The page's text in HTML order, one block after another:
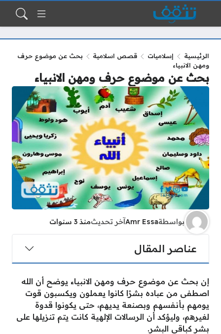
الرئيسية إسلاميات قصص اسلامية
بحث عن موضوع حرف
ومهن الانبياء
بحث عن موضوع حرف ومهن الانبياء
بواسطةAmr Essaآخر تحديثمنذ 3 سنوات
عناصر المقال
إن بحث عن موضوع حرف ومهن الانبياء يوضح أن الله
اصطفى من عباده بشرًا كانوا يعملون ويكسبون قوت
يومهم بأنفسهم وبصنعة يديهم، حتى يكونوا قدوة
لغيرهم، وليؤكد أن الرسالات الإلهية كانت يتم تنزيلها على
بشر كباقي البشر.